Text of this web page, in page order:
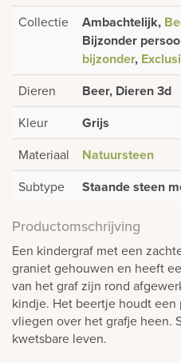
Collectie Ambachtelijk,
Bijzonder
bijzonder,
Dieren Beer, Dieren 3d
Kleur Grijs
Materiaal Natuursteen
Subtype Staande steen
Productomschrijving
Een kindergraf met een
graniet gehouwen en heeft
van het graf zijn rond
kindje. Het beertje houdt een
vliegen over het grafje heen.
kwetsbare leven.